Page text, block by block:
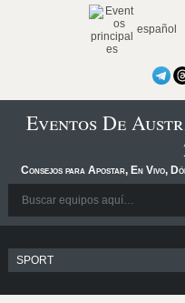
español
Eventos De
Consejos para Apostar, En Vivo,